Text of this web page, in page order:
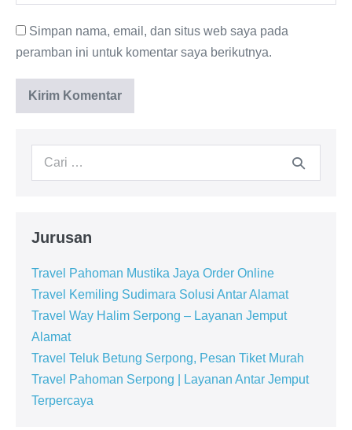
Simpan nama, email, dan situs web saya pada
peramban ini untuk komentar saya berikutnya.
Jurusan
Travel Pahoman Mustika Jaya Order Online
Travel Kemiling Sudimara Solusi Antar Alamat
Travel Way Halim Serpong – Layanan Jemput
Alamat
Travel Teluk Betung Serpong, Pesan Tiket Murah
Travel Pahoman Serpong | Layanan Antar Jemput
Terpercaya